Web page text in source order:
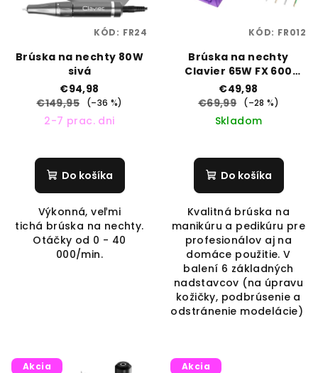
d
uBrúska na nechty 80W
sivá
€94,98
€149,95
(–36 %)
2-7 prac. dni
Do košíka
Výkonná, veľmi
tichá brúska na nechty.
Otáčky od 0 - 40
000/min.
KÓD: FR24
Brúska na nechty
Clavier 65W FX 600
čierna
€49,98
€69,99
(–28 %)
Skladom
Do košíka
Kvalitná brúska na
manikúru a pedikúru pre
profesionálov aj na
domáce použitie. V
balení 6 základných
nadstavcov (na úpravu
kožičky, podbrúsenie a
odstránenie modelácie)
KÓD: FR012
Akcia
Akcia